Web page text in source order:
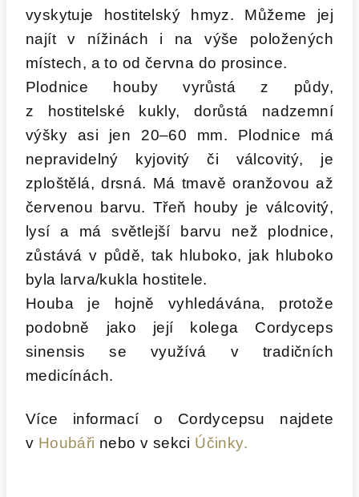
vyskytuje hostitelský hmyz. Můžeme jej
najít v nížinách i na výše položených
místech, a to od června do prosince.
Plodnice houby vyrůstá z půdy,
z hostitelské kukly, dorůstá nadzemní
výšky asi jen 20–60 mm. Plodnice má
nepravidelný kyjovitý či válcovitý, je
zploštělá, drsná. Má tmavě oranžovou až
červenou barvu. Třeň houby je válcovitý,
lysí a má světlejší barvu než plodnice,
zůstává v půdě, tak hluboko, jak hluboko
byla larva/kukla hostitele.
Houba je hojně vyhledávána, protože
podobně jako její kolega Cordyceps
sinensis se využívá v tradičních
medicínách.
Více informací o Cordycepsu najdete
v Houbáři nebo v sekci Účinky.